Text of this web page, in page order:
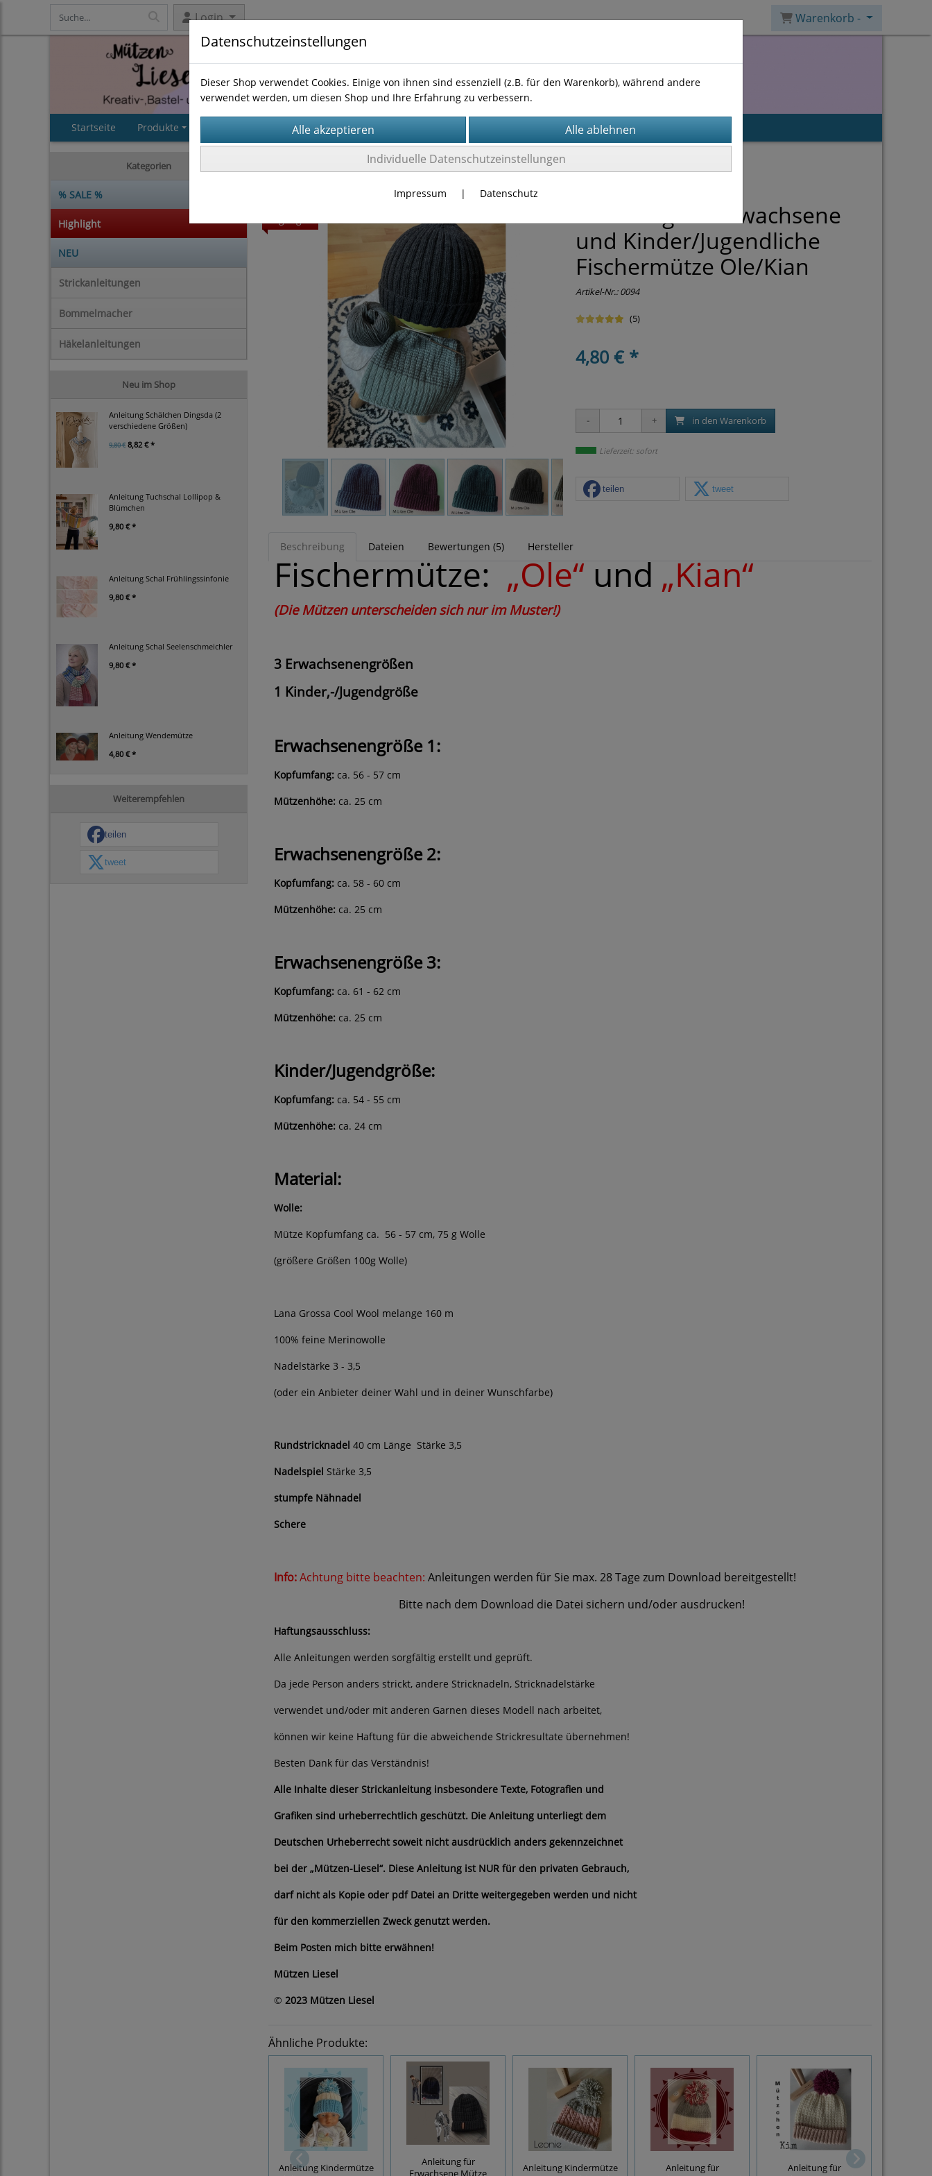
Login Warenkorb -
Startseite Produkte Impressum Kontakt
Kategorien
% SALE %
Highlight
NEU
Strickanleitungen
Bommelmacher
Häkelanleitungen
Neu im Shop
Anleitung Schälchen Dingsda (2
verschiedene Größen)
9,80 € 8,82 € *
Anleitung Tuchschal Lollipop &
Blümchen
9,80 € *
Anleitung Schal Frühlingssinfonie
9,80 € *
Anleitung Schal Seelenschmeichler
9,80 € *
Anleitung Wendemütze
4,80 € *
Weiterempfehlen
teilen
tweet
Anleitung für Erwachsene
und Kinder/Jugendliche
Fischermütze Ole/Kian
Artikel-Nr.:0094
(5)
4,80 € *
in den Warenkorb
Lieferzeit: sofort
teilen tweet
Beschreibung Dateien Bewertungen (5) Hersteller
Fischermütze: „Ole“ und „Kian“
(Die Mützen unterscheiden sich nur im Muster!)
3 Erwachsenengrößen
1 Kinder,-/Jugendgröße
Erwachsenengröße 1:
Kopfumfang: ca. 56 - 57 cm
Mützenhöhe: ca. 25 cm
Erwachsenengröße 2:
Kopfumfang: ca. 58 - 60 cm
Mützenhöhe: ca. 25 cm
Erwachsenengröße 3:
Kopfumfang: ca. 61 - 62 cm
Mützenhöhe: ca. 25 cm
Kinder/Jugendgröße:
Kopfumfang: ca. 54 - 55 cm
Mützenhöhe: ca. 24 cm
Material:
Wolle:
Mütze Kopfumfang ca. 56 - 57 cm, 75 g Wolle
(größere Größen 100g Wolle)
Lana Grossa Cool Wool melange 160 m
100% feine Merinowolle
Nadelstärke 3 - 3,5
(oder ein Anbieter deiner Wahl und in deiner Wunschfarbe)
Rundstricknadel 40 cm Länge Stärke 3,5
Nadelspiel Stärke 3,5
stumpfe Nähnadel
Schere
Info:Achtung bitte beachten: Anleitungen werden für Sie max. 28 Tage zum Download bereitgestellt!
Bitte nach dem Download die Datei sichern und/oder ausdrucken!
Haftungsausschluss:
Alle Anleitungen werden sorgfältig erstellt und geprüft.
Da jede Person anders strickt, andere Stricknadeln, Stricknadelstärke
verwendet und/oder mit anderen Garnen dieses Modell nach arbeitet,
können wir keine Haftung für die abweichende Strickresultate übernehmen!
Besten Dank für das Verständnis!
Alle Inhalte dieser Strickanleitung insbesondere Texte, Fotografien und
Grafiken sind urheberrechtlich geschützt. Die Anleitung unterliegt dem
Deutschen Urheberrecht soweit nicht ausdrücklich anders gekennzeichnet
bei der „Mützen-Liesel“. Diese Anleitung ist NUR für den privaten Gebrauch,
darf nicht als Kopie oder pdf Datei an Dritte weitergegeben werden und nicht
für den kommerziellen Zweck genutzt werden.
Beim Posten mich bitte erwähnen!
Mützen Liesel
© 2023 Mützen Liesel
Ähnliche Produkte:
Anleitung Kindermütze
Anleitung für
Anleitung Kindermütze
Anleitung für
Anleitung für
Datenschutzeinstellungen
Dieser Shop verwendet Cookies. Einige von ihnen sind essenziell (z.B. für den Warenkorb), während andere
verwendet werden, um diesen Shop und Ihre Erfahrung zu verbessern.
Individuelle Datenschutzeinstellungen
Impressum | Datenschutz